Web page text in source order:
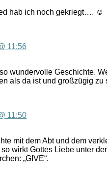
hab ich noch gekriegt…. ☺
11:56
wundervolle Geschichte.
als da ist und großzügig
11:50
mit dem Abt und dem
wirkt Gottes Liebe unter
„GIVE“.